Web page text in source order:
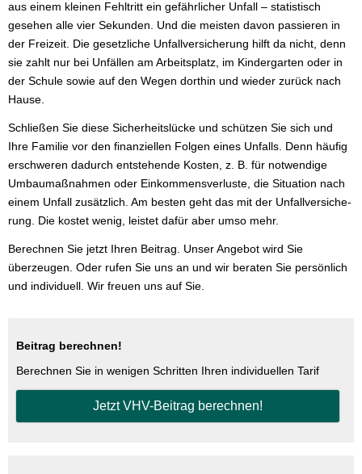
aus einem kleinen Fehltritt ein gefährlicher Unfall – statistisch
gesehen alle vier Sekunden. Und die meisten davon passieren in
der Freizeit. Die gesetzliche Unfall­ver­si­che­rung hilft da nicht, denn
sie zahlt nur bei Unfällen am Arbeitsplatz, im Kindergarten oder in
der Schule sowie auf den Wegen dorthin und wieder zurück nach
Hause.
Schließen Sie diese Sicherheitslücke und schützen Sie sich und
Ihre Familie vor den finanziellen Folgen eines Unfalls. Denn häufig
erschweren dadurch entstehende Kosten, z. B. für notwendige
Umbaumaßnahmen oder Einkommensverluste, die Situation nach
einem Unfall zusätzlich. Am besten geht das mit der Unfall­ver­si­che­
rung. Die kostet wenig, leistet dafür aber umso mehr.
Berechnen Sie jetzt Ihren Beitrag. Unser Angebot wird Sie
überzeugen. Oder rufen Sie uns an und wir beraten Sie persönlich
und individuell. Wir freuen uns auf Sie.
Beitrag berechnen!
Berechnen Sie in wenigen Schritten Ihren individuellen Tarif
Jetzt VHV-Beitrag berechnen!